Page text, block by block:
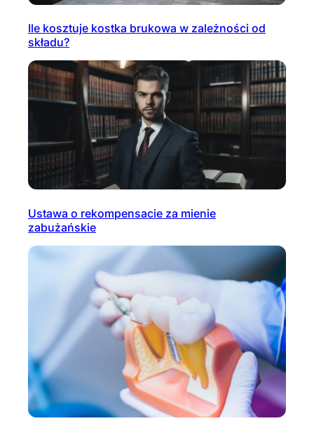
Ile kosztuje kostka brukowa w zależności od
składu?
Ustawa o rekompensacie za mienie
zabużańskie